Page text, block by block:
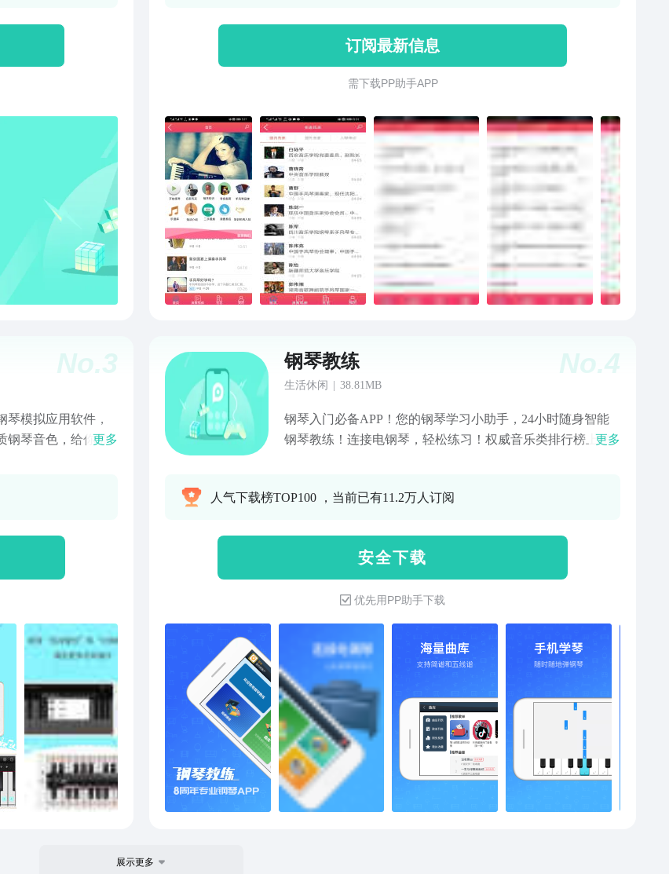
，让练琴不再枯
：实时为您从全球
症：多多会帮您
性化的辅导方法
件纠错 智能复盘】
准确识别。音准、
曲库 自由练习】
资质的培训机构与想报班学习的爱好者进行对接；新手风
琴，二手手风琴买卖交易功能，操作使用非常便捷，是练习
演奏手风琴和其他乐器的好帮手（目前为手风琴，其他乐器
后续开发中），视频、乐谱持续更新完善中，请持续关注，
订阅最新信息
需 下 载 P P 助 手 A P P
No.3
模拟应用软件，
钢琴音色，给你带
星星协奏曲。
3. 内置钢琴简谱，
铃声；5. 支持一键
增加内置节拍器，
，简单易懂，轻松
模式”和“对弹模
，并提供“跟
增“键盘锁”、“按
户体验12.新增新手
优化所有模式下琴
减、琴键缩略图滑
示效果别再玩黑白
更多
No.4
钢琴教练
生活休闲 38.81MB
钢琴入门必备APP！您的钢琴学习小助手，24小时随身智能
钢琴教练！连接电钢琴，轻松练习！权威音乐类排行榜上榜
万学琴用户的选择】 “钢琴教练”11周年了，“钢琴教练”为您
提问。“钢琴教练”为您提供全球钢琴爱好者交流学习，学琴
钢琴学习教程的APP。根据APP提示，在手机上跟弹，记谱
钢琴。支持跟弹功能，让练琴变得事半功倍。 【学会五线
识，看懂五线谱。 【零基础课程】 精心设计零基础钢琴课
程，适合练习的钢琴曲。 【三千余首练习曲】 “钢琴教练”拥
有3000余首钢琴练习曲，儿歌、流行曲，拜耳练习曲、古典
钢琴练习曲。 微信公众号：音约吧 客服电话：4008380990
更多
人气下载榜TOP100 ，当前已有11.2万人订阅
安 全 下 载
优先用PP助手下载
展示更多